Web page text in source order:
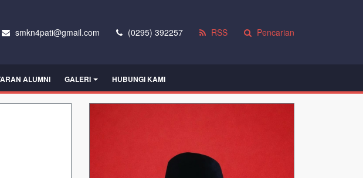
smkn4pati@gmail.com (0295) 392257 RSS Pencarian
ALUMNI GALERI HUBUNGI KAMI